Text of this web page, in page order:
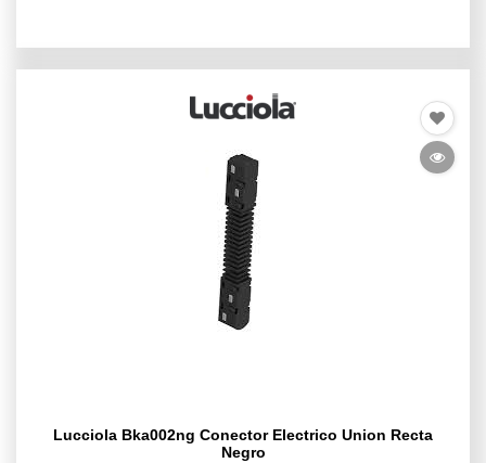
Lucciola Bka002ng Conector Electrico Union Recta
Negro